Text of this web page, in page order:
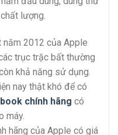
lượng.
2012 của Apple
trục trặc bất thường
khả năng sử dụng.
nay thật khó để có
chính hãng có
máy.
hãng của Apple có giá